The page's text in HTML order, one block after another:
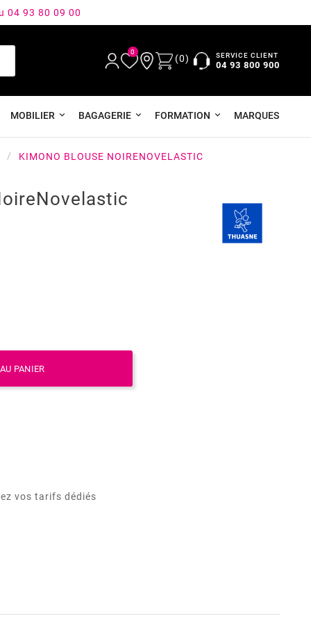
04 93 80 09 00
0
(0) SERVICE CLIENT
04 93 800 900
MOBILIER BAGAGERIE FORMATION MARQUES
KIMONO BLOUSE NOIRENOVELASTIC
PANIER
vos tarifs dédiés